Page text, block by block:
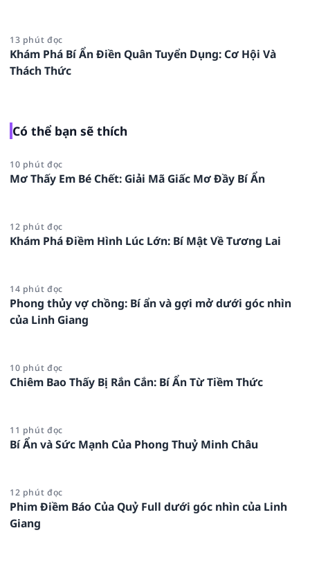
13 phút đọc
Khám Phá Bí Ẩn Điền Quân Tuyển Dụng: Cơ Hội Và
Thách Thức
Có thể bạn sẽ thích
10 phút đọc
Mơ Thấy Em Bé Chết: Giải Mã Giấc Mơ Đầy Bí Ẩn
12 phút đọc
Khám Phá Điềm Hình Lúc Lớn: Bí Mật Về Tương Lai
14 phút đọc
Phong thủy vợ chồng: Bí ẩn và gợi mở dưới góc nhìn
của Linh Giang
10 phút đọc
Chiêm Bao Thấy Bị Rắn Cắn: Bí Ẩn Từ Tiềm Thức
11 phút đọc
Bí Ẩn và Sức Mạnh Của Phong Thuỷ Minh Châu
12 phút đọc
Phim Điềm Báo Của Quỷ Full dưới góc nhìn của Linh
Giang